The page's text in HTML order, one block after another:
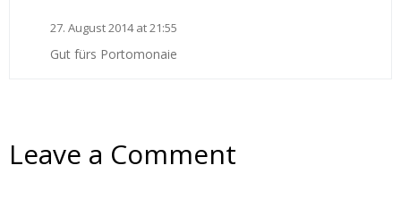
27. August 2014 at 21:55
Gut fürs Portomonaie
Leave a Comment